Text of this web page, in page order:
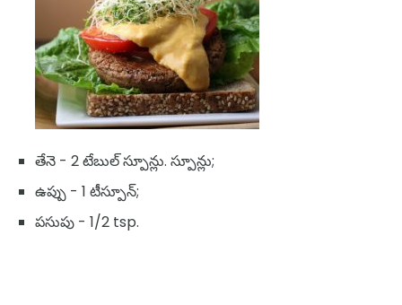
తేనె - 2 టేబుల్ స్పూన్లు. స్పూన్లు;
ఉప్పు - 1 టీస్పూన్;
పసుపు - 1/2 tsp.